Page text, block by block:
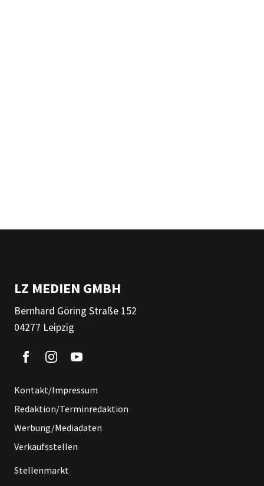
LZ MEDIEN GMBH
Bernhard Göring Straße 152
04277 Leipzig
Kontakt/Impressum
Redaktion/Terminredaktion
Werbung/Mediadaten
Verkaufsstellen
Stellenmarkt